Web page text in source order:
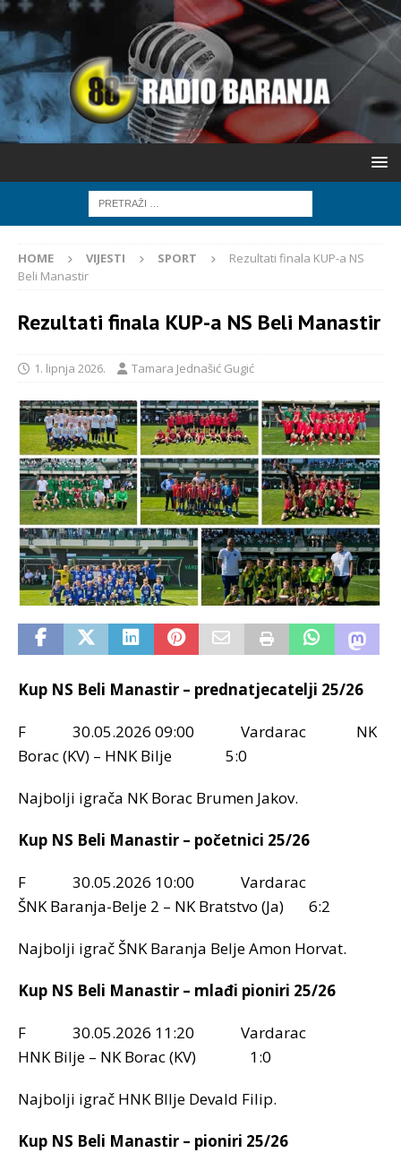
HOME VIJESTI SPORT
Rezultati finala KUP-a NS
Beli Manastir
Rezultati finala KUP-a NS Beli Manastir
1. lipnja 2026. Tamara Jednašić Gugić
Kup NS Beli Manastir – prednatjecatelji 25/26
F 30.05.2026 09:00 Vardarac NK
Borac (KV) – HNK Bilje 5:0
Najbolji igrača NK Borac Brumen Jakov.
Kup NS Beli Manastir – početnici 25/26
F 30.05.2026 10:00 Vardarac
ŠNK Baranja-Belje 2 – NK Bratstvo (Ja) 6:2
Najbolji igrač ŠNK Baranja Belje Amon Horvat.
Kup NS Beli Manastir – mlađi pioniri 25/26
F 30.05.2026 11:20 Vardarac
HNK Bilje – NK Borac (KV) 1:0
Najbolji igrač HNK BIlje Devald Filip.
Kup NS Beli Manastir – pioniri 25/26